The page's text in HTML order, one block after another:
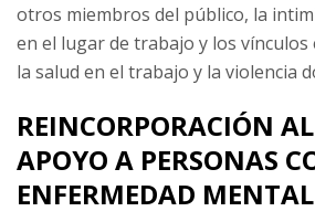
otros miembros del público, la
en el lugar de trabajo y los
la salud en el trabajo y la violencia
REINCORPORACIÓN
APOYO A PERSONAS
ENFERMEDAD MENTAL